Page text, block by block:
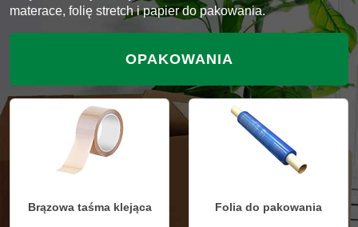
materace, folię stretch i papier do pakowania.
OPAKOWANIA
Brązowa taśma klejąca Folia do pakowania